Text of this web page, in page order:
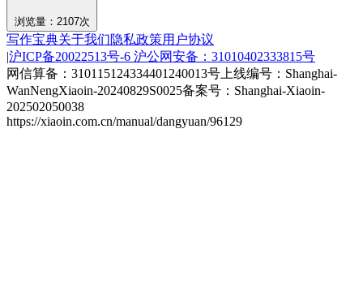
浏览量：2107次
写作宝典关于我们隐私政策用户协议
|沪ICP备20022513号-6 沪公网安备：31010402333815号
网信算备：310115124334401240013号 上线编号：Shanghai-
WanNengXiaoin-20240829S0025备案号：Shanghai-Xiaoin-
202502050038
https://xiaoin.com.cn/manual/dangyuan/96129